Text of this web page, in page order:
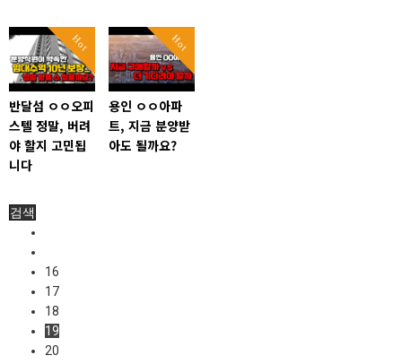
Hot
반달섬 ㅇㅇ오피
스텔 정말, 버려
야 할지 고민됩
니다
Hot
용인 ㅇㅇ아파
트, 지금 분양받
아도 될까요?
검색
16
17
18
19
20